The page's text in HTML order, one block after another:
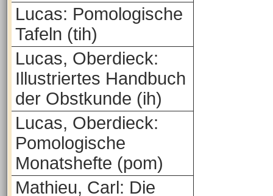
Lucas: Pomologische
Tafeln (tih)
Lucas, Oberdieck:
Illustriertes Handbuch
der Obstkunde (ih)
Lucas, Oberdieck:
Pomologische
Monatshefte (pom)
Mathieu, Carl: Die